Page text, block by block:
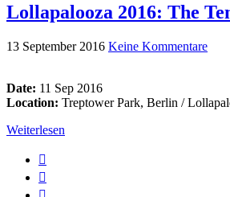
Lollapalooza 2016: The
13 September 2016 Keine Kommentare
Date: 11 Sep 2016
Location: Treptower Park, Berlin /
Weiterlesen